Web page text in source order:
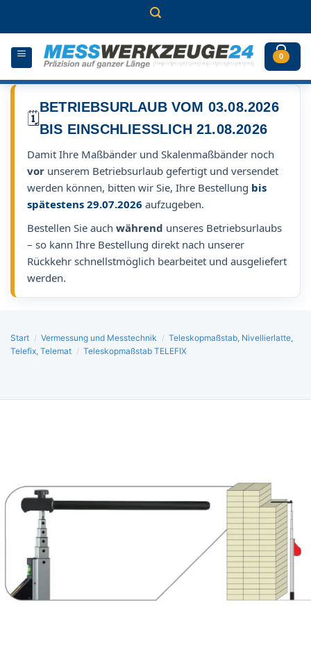
0
🗓️
BETRIEBSURLAUB VOM 03.08.2026
BIS EINSCHLIESSLICH 21.08.2026
Damit Ihre Maßbänder und Skalenmaßbänder noch
vor unserem Betriebsurlaub gefertigt und versendet
werden können, bitten wir Sie, Ihre Bestellung bis
spätestens 29.07.2026 aufzugeben.
Bestellen Sie auch während unseres Betriebsurlaubs
– so kann Ihre Bestellung direkt nach unserer
Rückkehr schnellstmöglich bearbeitet und ausgeliefert
werden.
Start / Vermessung und Messtechnik / Teleskopmaßstab, Nivellierlatte,
Telefix, Telemat / Teleskopmaßstab TELEFIX